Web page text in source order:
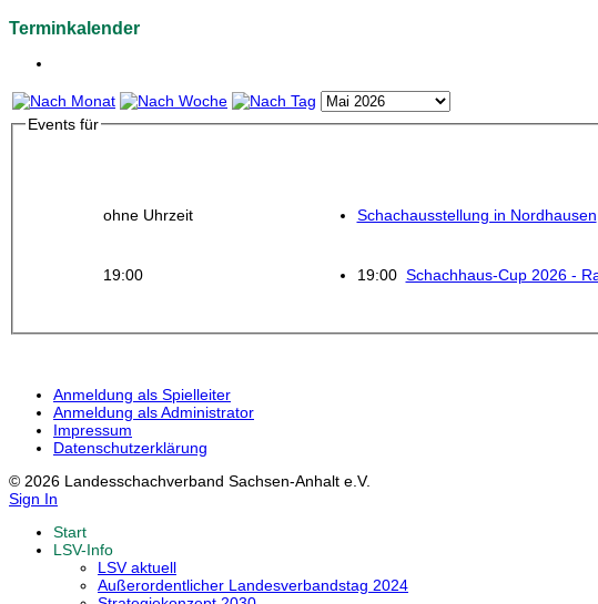
Terminkalender
Events für
ohne Uhrzeit Schachausstellung in Nordhausen
19:00 19:00 Schachhaus-Cup 2026 -
Anmeldung als Spielleiter
Anmeldung als Administrator
Impressum
Datenschutzerklärung
© 2026 Landesschachverband Sachsen-Anhalt e.V.
Sign In
Start
LSV-Info
LSV aktuell
Außerordentlicher Landesverbandstag 2024